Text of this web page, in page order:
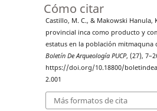
Cómo citar
Castillo, M. C., & Makowski Hanula,
provincial inca como producto y
estatus en la población mitmaquna
Boletín De Arqueología PUCP, (27),
https://doi.org/10.18800/
2.001
Más formatos de cita